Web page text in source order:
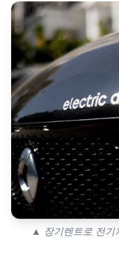
▲ 장기렌트로 전기